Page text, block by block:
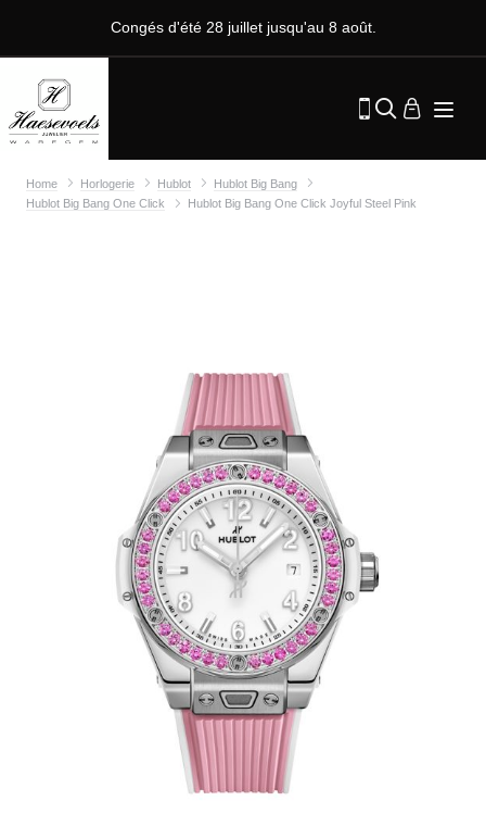
Congés d'été 28 juillet jusqu'au 8 août.
Home Horlogerie Hublot
Hublot Big Bang
Hublot Big Bang One Click
Hublot Big Bang One Click Joyful Steel Pink